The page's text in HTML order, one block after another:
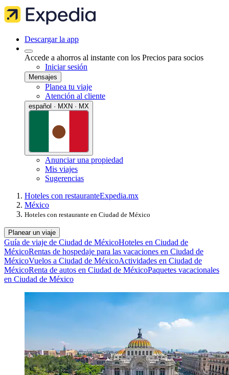
Descargar la app
Accede a ahorros al instante con los Precios para socios
Iniciar sesión
Mensajes
Planea tu viaje
Atención al cliente
español · MXN · MX
Anunciar una propiedad
Mis viajes
Sugerencias
Hoteles con restauranteExpedia.mx
México
Hoteles con restaurante en Ciudad de México
Planear un viaje
Guía de viaje de Ciudad de MéxicoHoteles en Ciudad de
MéxicoRentas de hospedaje para las vacaciones en Ciudad de
MéxicoVuelos a Ciudad de MéxicoActividades en Ciudad de
MéxicoRenta de autos en Ciudad de MéxicoPaquetes vacacionales
en Ciudad de México